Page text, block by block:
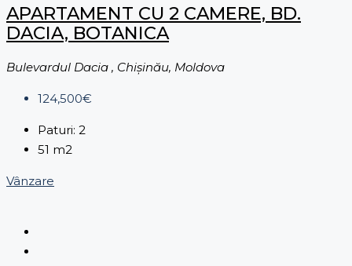
APARTAMENT CU 2 CAMERE, BD.
DACIA, BOTANICA
Bulevardul Dacia , Chișinău, Moldova
124,500€
Paturi: 2
51 m2
Vânzare